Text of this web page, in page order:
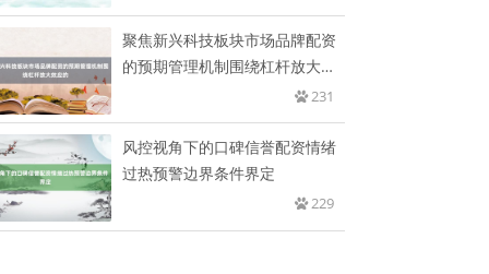
聚焦新兴科技板块市场品牌配资
的预期管理机制围绕杠杆放大效
231
风控视角下的口碑信誉配资情绪
过热预警边界条件界定
229